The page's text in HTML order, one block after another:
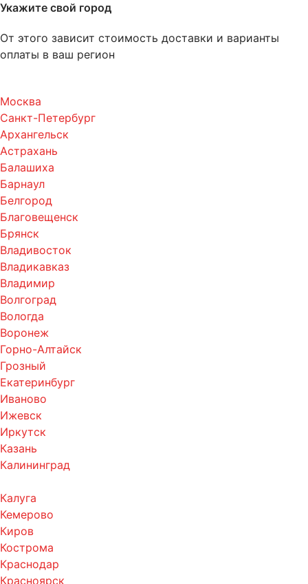
Укажите свой город
От этого зависит стоимость доставки и варианты
оплаты в ваш регион
Москва
Санкт-Петербург
Архангельск
Астрахань
Балашиха
Барнаул
Белгород
Благовещенск
Брянск
Владивосток
Владикавказ
Владимир
Волгоград
Вологда
Воронеж
Горно-Алтайск
Грозный
Екатеринбург
Иваново
Ижевск
Иркутск
Казань
Калининград
Калуга
Кемерово
Киров
Кострома
Краснодар
Красноярск